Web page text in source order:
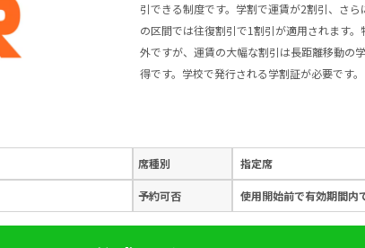
引できる制度です。学割で運賃が2割引、さ
の区間では往復割引で1割引が適用されます。
外ですが、運賃の大幅な割引は長距離移動の
得です。学校で発行される学割証が必要です。
席種別 指定席
予約可否 使用開始前で有効期間内